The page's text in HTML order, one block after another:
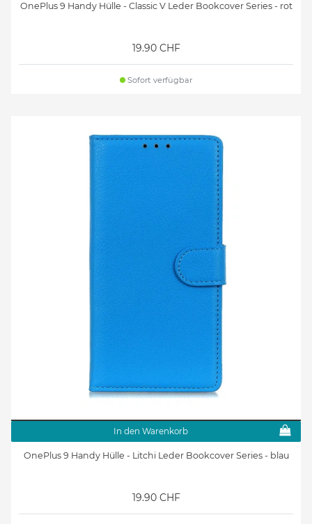
OnePlus 9 Handy Hülle - Classic V Leder Bookcover Series - rot
19.90 CHF
Sofort verfügbar
In den Warenkorb
OnePlus 9 Handy Hülle - Litchi Leder Bookcover Series - blau
19.90 CHF